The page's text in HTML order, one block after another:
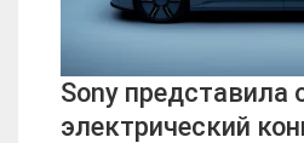
Sony представила
электрический